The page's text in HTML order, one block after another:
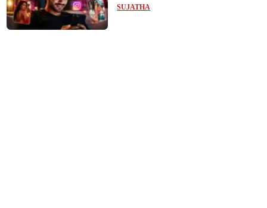
மாற்றியமைக்கலாம்!
SUJATHA